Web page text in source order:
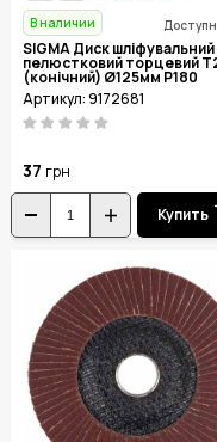
В наличии
SIGMA Диск шліфувальний
пелюстковий торцевий
(конічний) Ø125мм P180
9172681
Артикул: 9172681
37 грн
Купить